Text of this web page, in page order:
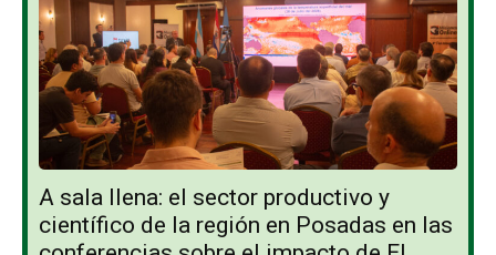
A sala llena: el sector productivo y
científico de la región en Posadas en las